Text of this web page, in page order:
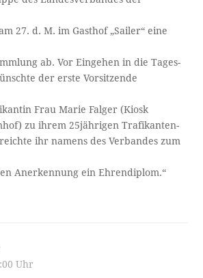
27. d. M. im Gasthof „Sailer“ eine
ab. Vor Eingehen in die Tages­-
der erste Vorsitzende
Frau Marie Falger (Kiosk
zu ihrem 25jährigen Trafikanten­-
ihr namens des Verbandes zum
Anerkennung ein Ehrendiplom.“
Uhr